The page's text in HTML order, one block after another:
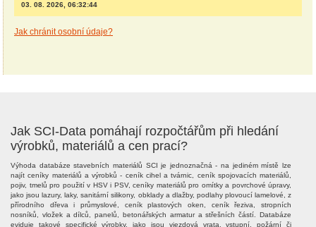
03. 08. 2026, 06:32:44
Jak chránit osobní údaje?
Jak SCI-Data pomáhají rozpočtářům při hledání
výrobků, materiálů a cen prací?
Výhoda databáze stavebních materiálů SCI je jednoznačná - na jediném místě lze
najít ceníky materiálů a výrobků - ceník cihel a tvárnic, ceník spojovacích materiálů,
pojiv, tmelů pro použití v HSV i PSV, ceníky materiálů pro omítky a povrchové úpravy,
jako jsou lazury, laky, sanitární silikony, obklady a dlažby, podlahy plovoucí lamelové, z
přírodního dřeva i průmyslové, ceník plastových oken, ceník řeziva, stropních
nosníků, vložek a dílců, panelů, betonářských armatur a střešních částí. Databáze
eviduje takové specifické výrobky, jako jsou vjezdová vrata, vstupní, požární či